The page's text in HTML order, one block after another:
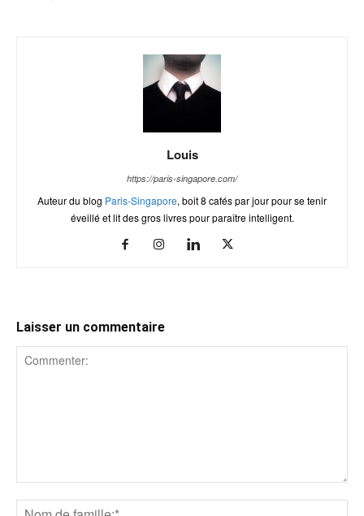
Louis
https://paris-singapore.com/
Auteur du blog Paris-Singapore, boit 8 cafés par jour pour se tenir
éveillé et lit des gros livres pour paraître intelligent.
Laisser un commentaire